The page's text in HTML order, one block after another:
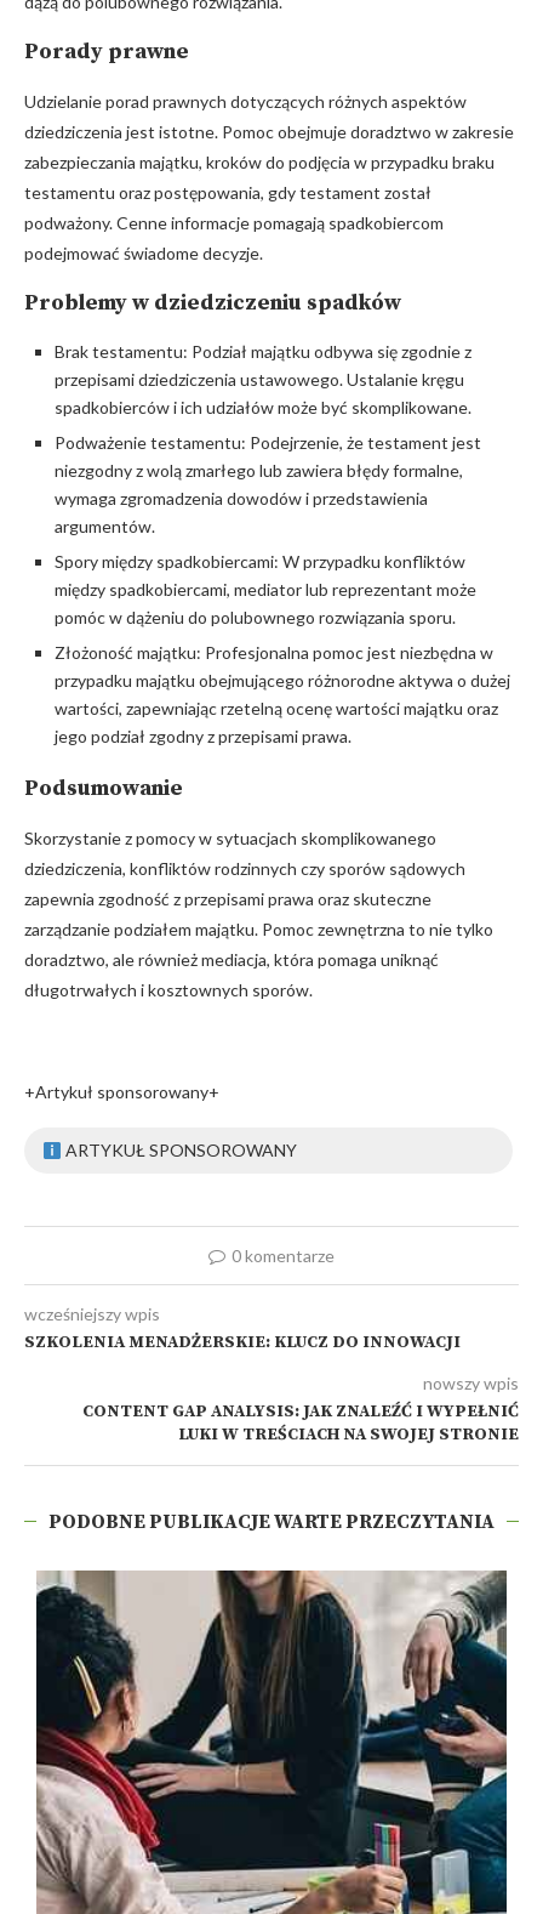
Porady prawne
Udzielanie porad prawnych dotyczących różnych aspektów
dziedziczenia jest istotne. Pomoc obejmuje doradztwo w zakresie
zabezpieczania majątku, kroków do podjęcia w przypadku braku
testamentu oraz postępowania, gdy testament został
podważony. Cenne informacje pomagają spadkobiercom
podejmować świadome decyzje.
Problemy w dziedziczeniu spadków
Brak testamentu: Podział majątku odbywa się zgodnie z
przepisami dziedziczenia ustawowego. Ustalanie kręgu
spadkobierców i ich udziałów może być skomplikowane.
Podważenie testamentu: Podejrzenie, że testament jest
niezgodny z wolą zmarłego lub zawiera błędy formalne,
wymaga zgromadzenia dowodów i przedstawienia
argumentów.
Spory między spadkobiercami: W przypadku konfliktów
między spadkobiercami, mediator lub reprezentant może
pomóc w dążeniu do polubownego rozwiązania sporu.
Złożoność majątku: Profesjonalna pomoc jest niezbędna w
przypadku majątku obejmującego różnorodne aktywa o dużej
wartości, zapewniając rzetelną ocenę wartości majątku oraz
jego podział zgodny z przepisami prawa.
Podsumowanie
Skorzystanie z pomocy w sytuacjach skomplikowanego
dziedziczenia, konfliktów rodzinnych czy sporów sądowych
zapewnia zgodność z przepisami prawa oraz skuteczne
zarządzanie podziałem majątku. Pomoc zewnętrzna to nie tylko
doradztwo, ale również mediacja, która pomaga uniknąć
długotrwałych i kosztownych sporów.
+Artykuł sponsorowany+
ARTYKUŁ SPONSOROWANY
0 komentarze
wcześniejszy wpis
SZKOLENIA MENADŻERSKIE: KLUCZ DO INNOWACJI
nowszy wpis
CONTENT GAP ANALYSIS: JAK ZNALEŹĆ I WYPEŁNIĆ
LUKI W TREŚCIACH NA SWOJEJ STRONIE
PODOBNE PUBLIKACJE WARTE PRZECZYTANIA